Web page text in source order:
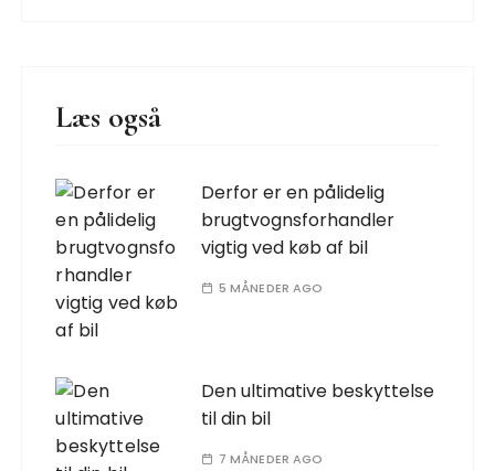
Læs også
Derfor er en pålidelig
brugtvognsforhandler
vigtig ved køb af bil
5 MÅNEDER AGO
Den ultimative beskyttelse
til din bil
7 MÅNEDER AGO